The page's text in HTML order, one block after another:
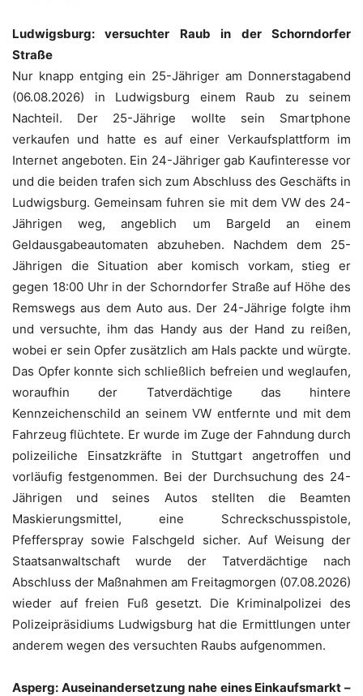
Ludwigsburg: versuchter Raub in der Schorndorfer
Straße
Nur knapp entging ein 25-Jähriger am Donnerstagabend
(06.08.2026) in Ludwigsburg einem Raub zu seinem
Nachteil. Der 25-Jährige wollte sein Smartphone
verkaufen und hatte es auf einer Verkaufsplattform im
Internet angeboten. Ein 24-Jähriger gab Kaufinteresse vor
und die beiden trafen sich zum Abschluss des Geschäfts in
Ludwigsburg. Gemeinsam fuhren sie mit dem VW des 24-
Jährigen weg, angeblich um Bargeld an einem
Geldausgabeautomaten abzuheben. Nachdem dem 25-
Jährigen die Situation aber komisch vorkam, stieg er
gegen 18:00 Uhr in der Schorndorfer Straße auf Höhe des
Remswegs aus dem Auto aus. Der 24-Jährige folgte ihm
und versuchte, ihm das Handy aus der Hand zu reißen,
wobei er sein Opfer zusätzlich am Hals packte und würgte.
Das Opfer konnte sich schließlich befreien und weglaufen,
woraufhin der Tatverdächtige das hintere
Kennzeichenschild an seinem VW entfernte und mit dem
Fahrzeug flüchtete. Er wurde im Zuge der Fahndung durch
polizeiliche Einsatzkräfte in Stuttgart angetroffen und
vorläufig festgenommen. Bei der Durchsuchung des 24-
Jährigen und seines Autos stellten die Beamten
Maskierungsmittel, eine Schreckschusspistole,
Pfefferspray sowie Falschgeld sicher. Auf Weisung der
Staatsanwaltschaft wurde der Tatverdächtige nach
Abschluss der Maßnahmen am Freitagmorgen (07.08.2026)
wieder auf freien Fuß gesetzt. Die Kriminalpolizei des
Polizeipräsidiums Ludwigsburg hat die Ermittlungen unter
anderem wegen des versuchten Raubs aufgenommen.
Asperg: Auseinandersetzung nahe eines Einkaufsmarkt –